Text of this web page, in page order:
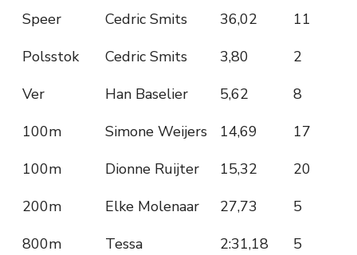
Speer Cedric Smits 36,02
11
Polsstok
Cedric Smits 3,80
2
Ver
Han Baselier 5,62
8
100m
Simone Weijers 14,69
17
100m
Dionne Ruijter 15,32
20
200m
Elke Molenaar 27,73
5
800m
Tessa
2:31,18 5